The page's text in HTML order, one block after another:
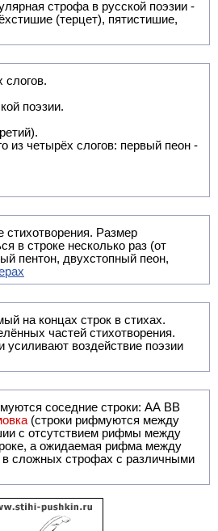
(терцет), пятистишие,
слогов.
поэзии.
из четырёх слогов: первый пеон -
стихотворения. Размер
в строке несколько раз (от
пентон, двухстопный пеон,
на концах строк в стихах.
частей стихотворения.
воздействие поэзии
соседние строки: AA ВВ
(строки рифмуются между
с отсутствием рифмы между
а ожидаемая рифма между